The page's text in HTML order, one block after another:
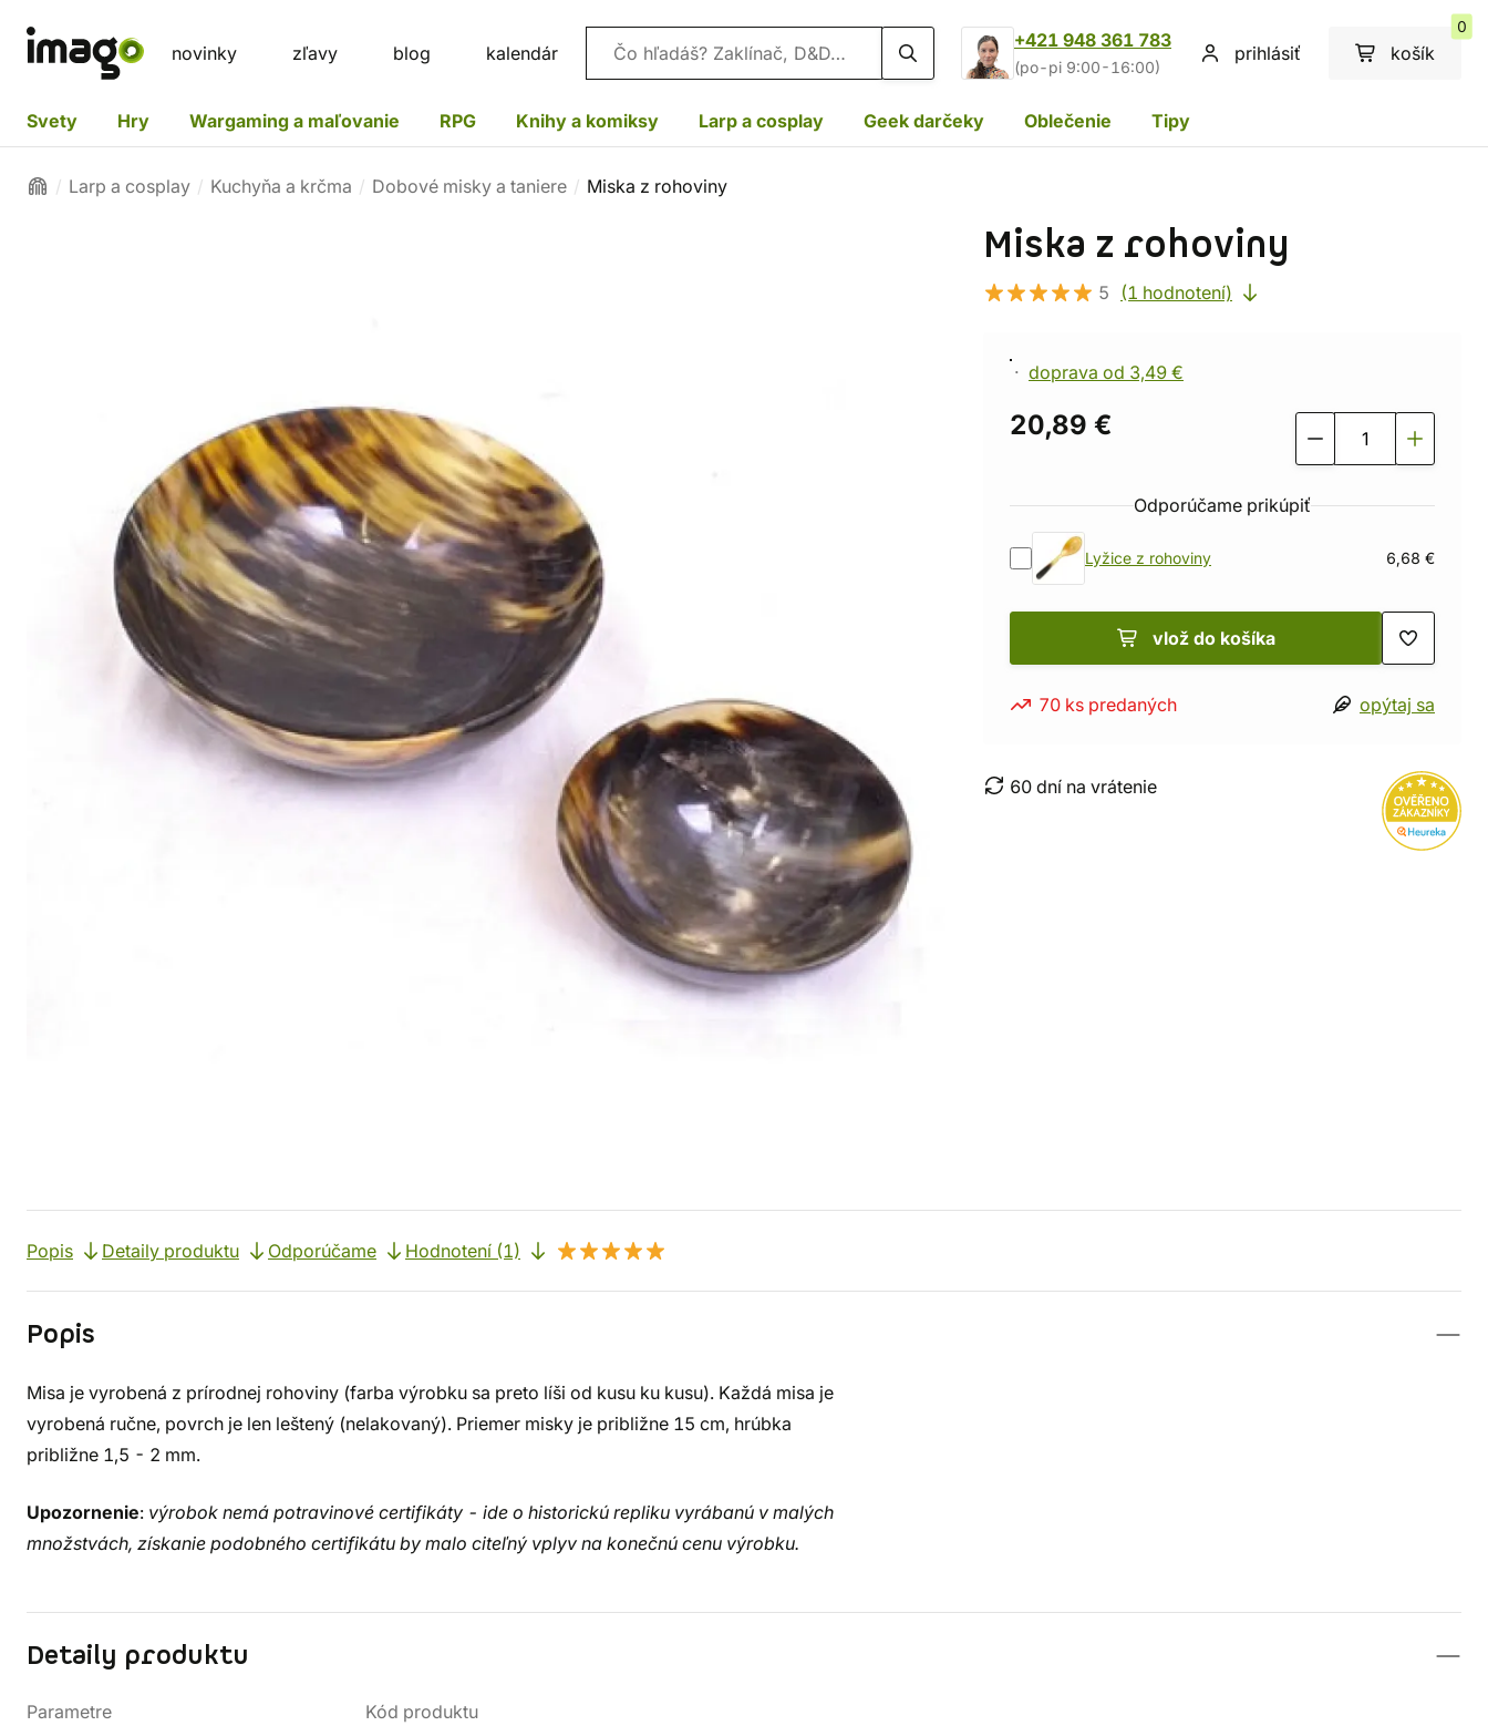
novinky zľavy blog kalendár Vyhľadávanie
+421 948 361 783
(po-pi 9:00-16:00)
prihlásiť košík
0
Svety Hry Wargaming a maľovanie RPG Knihy a komiksy Larp a cosplay Geek darčeky Oblečenie Tipy
Larp a cosplay Kuchyňa a krčma Dobové misky a taniere Miska z rohoviny
Miska z rohoviny
5 (1 hodnotení)
doprava od 3,49 €
20,89 €
Odporúčame prikúpiť
Lyžice z rohoviny 6,68 €
vlož do košíka
70 ks predaných opýtaj sa
60 dní na vrátenie
Popis Detaily produktu Odporúčame Hodnotení (1)
Popis
Misa je vyrobená z prírodnej rohoviny (farba výrobku sa preto líši od kusu ku kusu). Každá misa je
vyrobená ručne, povrch je len leštený (nelakovaný). Priemer misky je približne 15 cm, hrúbka
približne 1,5 - 2 mm.
Upozornenie: výrobok nemá potravinové certifikáty - ide o historickú repliku vyrábanú v malých
množstvách, získanie podobného certifikátu by malo citeľný vplyv na konečnú cenu výrobku.
Detaily produktu
Parametre
Kód produktu